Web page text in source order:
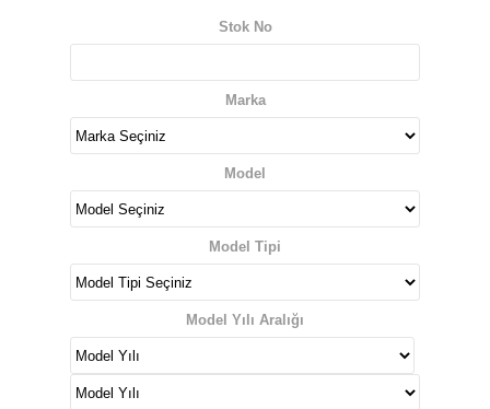
Stok No
Marka
Model
Model Tipi
Model Yılı Aralığı